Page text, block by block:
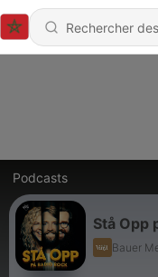
Podcasts
Stå Opp
Bauer